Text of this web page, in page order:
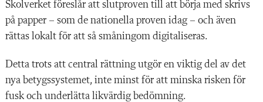
Skolverket föreslår att slutproven till att börja med skrivs
på papper – som de nationella proven idag – och även
rättas lokalt för att så småningom digitaliseras.
Detta trots att central rättning utgör en viktig del av det
nya betygssystemet, inte minst för att minska risken för
fusk och underlätta likvärdig bedömning.